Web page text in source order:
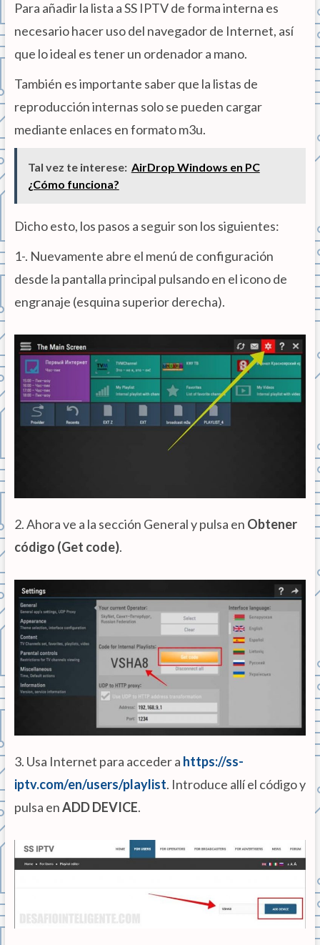
Para añadir la lista a SS IPTV de forma interna es
necesario hacer uso del navegador de Internet, así
que lo ideal es tener un ordenador a mano.
También es importante saber que la listas de
reproducción internas solo se pueden cargar
mediante enlaces en formato m3u.
Tal vez te interese: AirDrop Windows en PC
¿Cómo funciona?
Dicho esto, los pasos a seguir son los siguientes:
1-. Nuevamente abre el menú de configuración
desde la pantalla principal pulsando en el icono de
engranaje (esquina superior derecha).
2. Ahora ve a la sección General y pulsa en Obtener
código (Get code).
3. Usa Internet para acceder a https://ss-
iptv.com/en/users/playlist. Introduce allí el código y
pulsa enADD DEVICE.